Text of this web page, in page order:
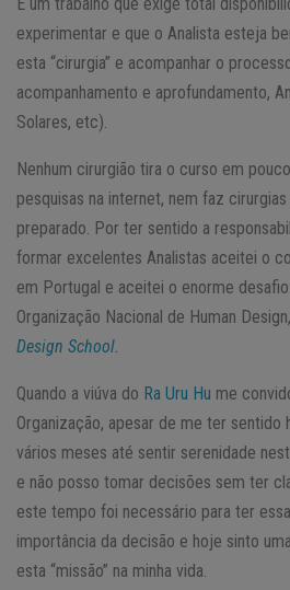
experimentar e que o Analista esteja
esta “cirurgia” e acompanhar o
acompanhamento e aprofundamento,
Solares, etc).
Nenhum cirurgião tira o curso em
pesquisas na internet, nem faz
preparado. Por ter sentido a
formar excelentes Analistas aceitei o
em Portugal e aceitei o enorme
Organização Nacional de Human
Design School.
Quando a viúva do Ra Uru Hu me
Organização, apesar de me ter sentido
vários meses até sentir serenidade
e não posso tomar decisões sem ter
este tempo foi necessário para ter
importância da decisão e hoje sinto
esta “missão” na minha vida.